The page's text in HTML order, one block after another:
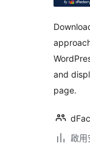
and
page.
啟